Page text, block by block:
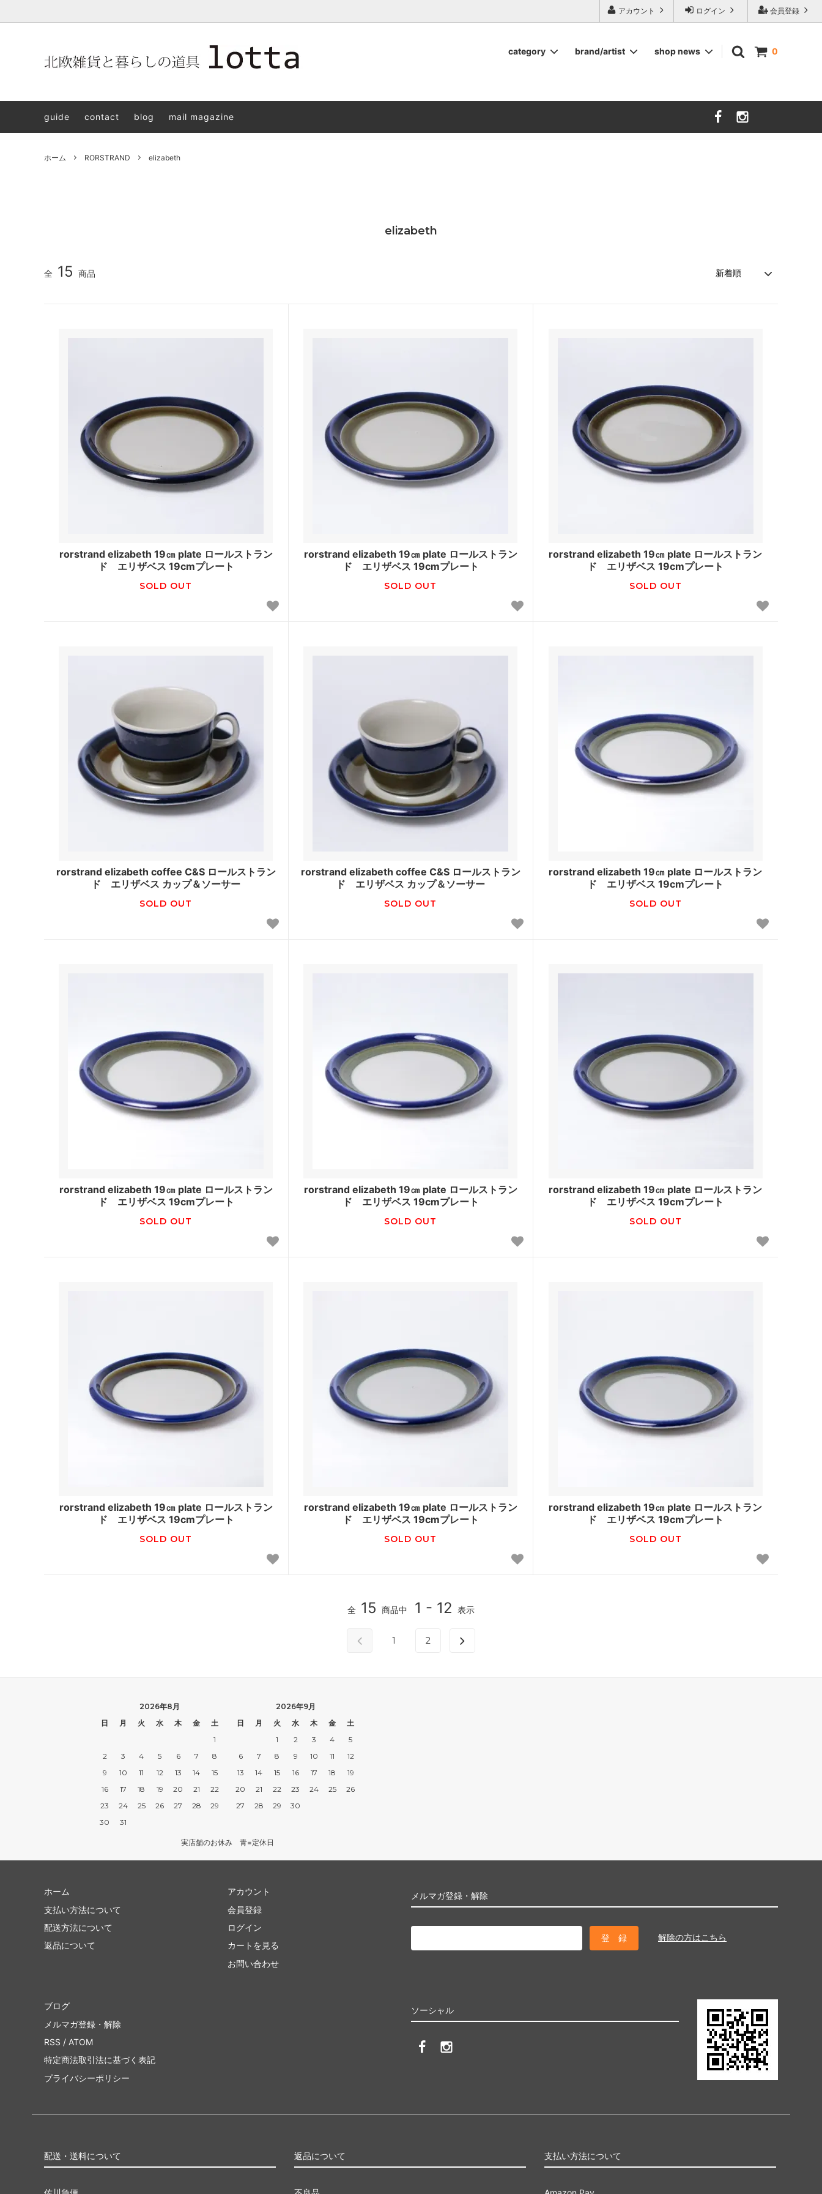
北欧雑貨と暮らしの道具lotta 神戸にある北欧雑貨と暮らしの道具ロッタのオンラインストア【アラビア,クイストゴーなどの北欧ヴィンテージ食器,雅峰窯やソルテグラスジュエリーなどの作家の作品が並びます】
会員登録
ログイン
アカウント
0
category
アクセサリー
brand/artist
STAVANGERFLINT
雅峰窯
shop news
guide
contact blog mail magazine
ホーム RORSTRAND elizabeth
elizabeth
全 15 商品
rorstrand elizabeth 19㎝ plate ロールストラン
ド エリザベス 19cmプレート
SOLD OUT
rorstrand elizabeth 19㎝ plate ロールストラン
ド エリザベス 19cmプレート
SOLD OUT
rorstrand elizabeth 19㎝ plate ロールストラン
ド エリザベス 19cmプレート
SOLD OUT
rorstrand elizabeth coffee C&S ロールストラン
ド エリザベス カップ＆ソーサー
SOLD OUT
rorstrand elizabeth coffee C&S ロールストラン
ド エリザベス カップ＆ソーサー
SOLD OUT
rorstrand elizabeth 19㎝ plate ロールストラン
ド エリザベス 19cmプレート
SOLD OUT
rorstrand elizabeth 19㎝ plate ロールストラン
ド エリザベス 19cmプレート
SOLD OUT
rorstrand elizabeth 19㎝ plate ロールストラン
ド エリザベス 19cmプレート
SOLD OUT
rorstrand elizabeth 19㎝ plate ロールストラン
ド エリザベス 19cmプレート
SOLD OUT
rorstrand elizabeth 19㎝ plate ロールストラン
ド エリザベス 19cmプレート
SOLD OUT
rorstrand elizabeth 19㎝ plate ロールストラン
ド エリザベス 19cmプレート
SOLD OUT
rorstrand elizabeth 19㎝ plate ロールストラン
ド エリザベス 19cmプレート
SOLD OUT
全 15 商品中 1 - 12 表示
1 2
2026年8月
日
月 火 水 木 金
土
1
2
3 4 5 6 7
8
9
10 11 12 13 14
15
16
17 18 19 20 21
22
23
24 25 26 27 28
29
30
31
2026年9月
日
月 火 水 木 金
土
1
2 3 4
5
6
7 8 9 10 11
12
13
14 15 16 17 18
19
20
21 22 23 24 25
26
27
28 29 30
実店舗のお休み 青=定休日
メルマガ登録・解除
解除の方はこちら
ホーム
支払い方法について
配送方法について
返品について
アカウント
会員登録
ログイン
カートを見る
お問い合わせ
ソーシャル
ブログ
メルマガ登録・解除
RSS / ATOM
特定商法取引法に基づく表記
プライバシーポリシー
配送・送料について 返品について 支払い方法について